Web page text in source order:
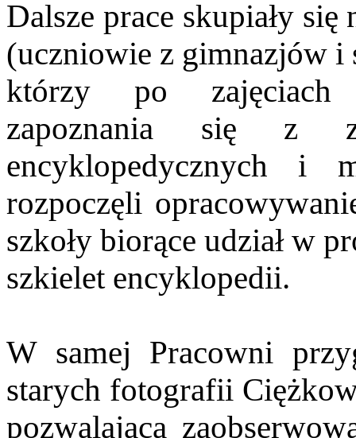
Dalsze prace skupiały się
(uczniowie z gimnazjów i
którzy po zajęciach
zapoznania się z
encyklopedycznych i
rozpoczęli
szkoły biorące udział w
szkielet encyklopedii.
W samej Pracowni
starych fotografii
pozwalająca